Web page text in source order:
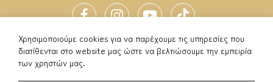
FacebookInstagramYouTubeTikTok
Πολιτική Απορρήτου Πολιτική Cookie
Lagon Life Spirit Design Villas
Χρησιμοποιούμε cookies για να παρέχουμε τις υπηρεσίες που
διατίθενται στο website μας ώστε να βελτιώσουμε την εμπειρία
των χρηστών μας.